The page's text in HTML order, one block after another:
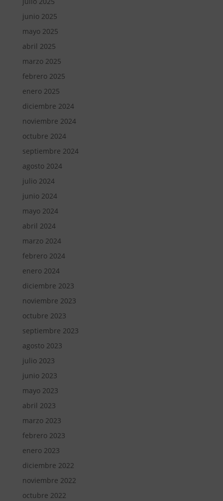
junio 2025
mayo 2025
abril 2025
marzo 2025
febrero 2025
enero 2025
diciembre 2024
noviembre 2024
octubre 2024
septiembre 2024
agosto 2024
julio 2024
junio 2024
mayo 2024
abril 2024
marzo 2024
febrero 2024
enero 2024
diciembre 2023
noviembre 2023
octubre 2023
septiembre 2023
agosto 2023
julio 2023
junio 2023
mayo 2023
abril 2023
marzo 2023
febrero 2023
enero 2023
diciembre 2022
noviembre 2022
octubre 2022